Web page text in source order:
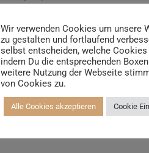
Meditationsleiter*in | 50h &
Yoga Alignmenttrainer*in | 40h
Yoga Hilfsmitteltrainer*in Ausbildung
Wir verwenden Cookies um unsere
zu gestalten und fortlaufend
selbst entscheiden, welche
indem Du die entsprechenden
weitere Nutzung der Webseite
von Cookies zu.
Alle Cookies akzeptieren Cookie